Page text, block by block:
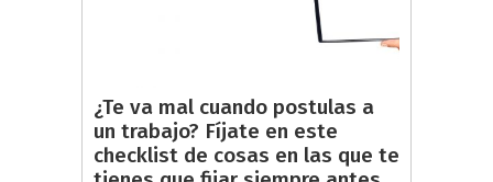
¿Te va mal cuando postulas a
un trabajo? Fíjate en este
checklist de cosas en las que te